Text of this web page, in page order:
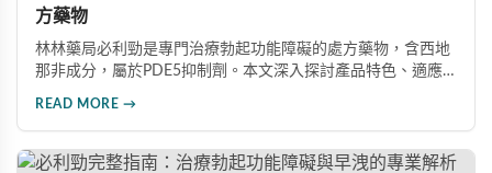
方藥物
林林藥局必利勁是專門治療勃起功能障礙的處方藥物，含西地
那非成分，屬於PDE5抑制劑。本文深入探討產品特色、適應
事項。
READ MORE →